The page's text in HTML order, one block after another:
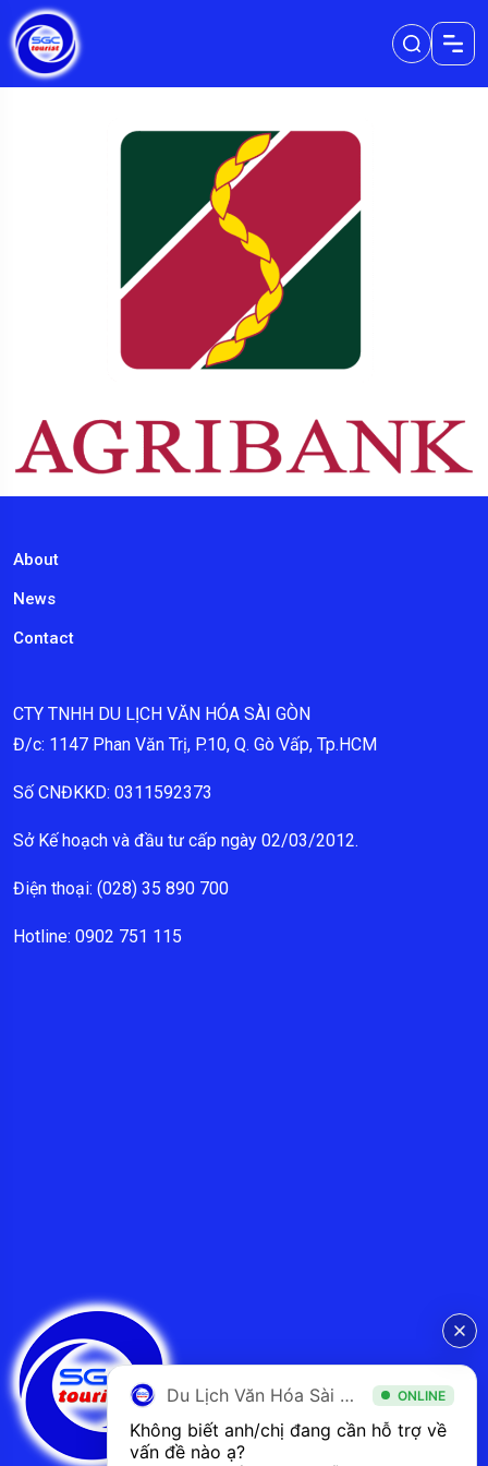
About
News
Contact
CTY TNHH DU LỊCH VĂN HÓA SÀI GÒN
Đ/c: 1147 Phan Văn Trị, P.10, Q. Gò Vấp, Tp.HCM
Số CNĐKKD: 0311592373
Sở Kế hoạch và đầu tư cấp ngày 02/03/2012.
Điện thoại: (028) 35 890 700
Hotline: 0902 751 115
Du Lịch Văn Hóa Sài Gòn ONLINE
Không biết anh/chị đang cần hỗ trợ về
vấn đề nào ạ?